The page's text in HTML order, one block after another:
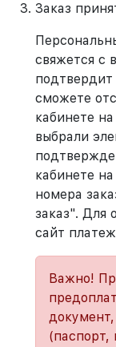
Заказ
свяжется с
подтвердит
сможете
кабинете
выбрали
кабинете
номера
заказ". Для
сайт
Важно!
(паспорт,